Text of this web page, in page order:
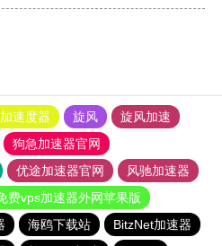
速度器 旋风
旋风加速
狗急加速器官网
优途加速器官网
风驰加速器
费vps加速器外网苹果版
海鸥下载站
BitzNet加速器